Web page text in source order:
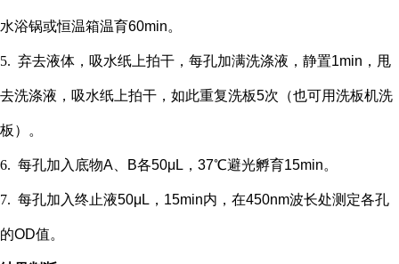
水浴锅或恒温箱温育60min。
5. 弃去液体，吸水纸上拍干，每孔加满洗涤液，静置1min，甩
去洗涤液，吸水纸上拍干，如此重复洗板5次（也可用洗板机洗
板）。
6. 每孔加入底物A、B各50μL，37℃避光孵育15min。
7. 每孔加入终止液50μL，15min内，在450nm波长处测定各孔
的OD值。